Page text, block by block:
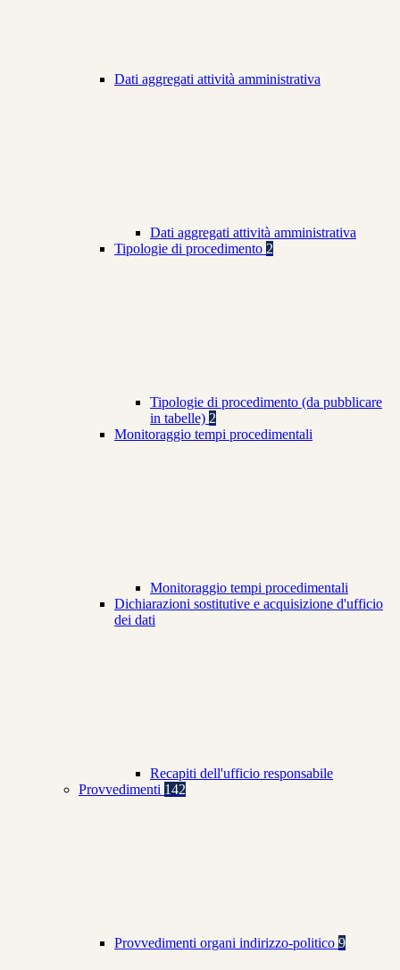
Dati aggregati attività amministrativa
Dati aggregati attività amministrativa
Tipologie di procedimento 2
Tipologie di procedimento (da pubblicare
in tabelle) 2
Monitoraggio tempi procedimentali
Monitoraggio tempi procedimentali
Dichiarazioni sostitutive e acquisizione d'ufficio
dei dati
Recapiti dell'ufficio responsabile
Provvedimenti 142
Provvedimenti organi indirizzo-politico 9